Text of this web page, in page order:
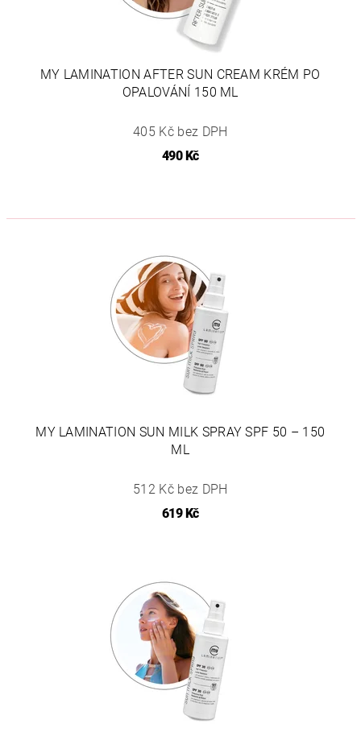
MY LAMINATION AFTER SUN CREAM KRÉM PO
OPALOVÁNÍ 150 ML
405 Kč bez DPH
490 Kč
MY LAMINATION SUN MILK SPRAY SPF 50 – 150
ML
512 Kč bez DPH
619 Kč